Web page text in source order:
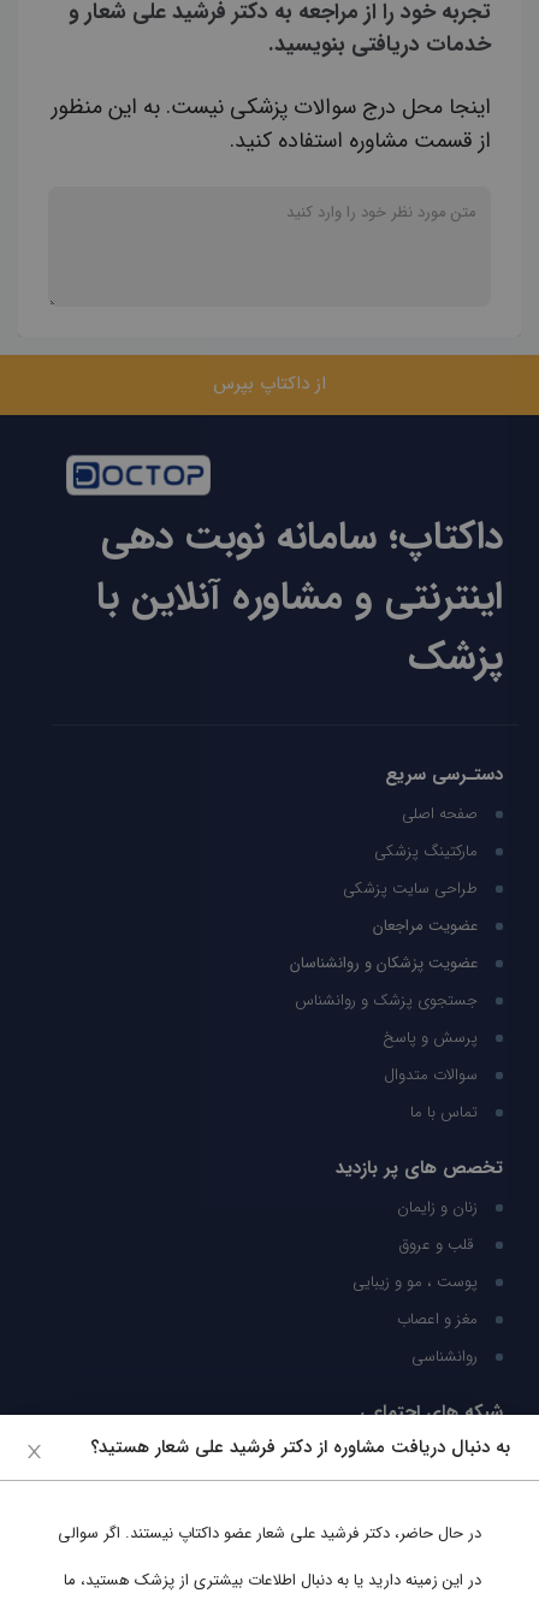
تجربه خود را از مراجعه به دکتر فرشید علی شعار و
خدمات دریافتی بنویسید.
اینجا محل درج سوالات پزشکی نیست. به این منظور
از قسمت مشاوره استفاده کنید.
از داکتاپ بپرس
داکتاپ؛ سامانه نوبت دهی
اینترنتی و مشاوره آنلاین با
پزشک
دستـرسی سریع
صفحه اصلی
مارکتینگ پزشکی
طراحی سایت پزشکی
عضویت مراجعان
عضویت پزشکان و روانشناسان
جستجوی پزشک و روانشناس
پرسش و پاسخ
سوالات متدوال
تماس با ما
تخصص های پر بازدید
زنان و زایمان
قلب و عروق
پوست ، مو و زیبایی
مغز و اعصاب
روانشناسی
شبکه های اجتماعی
ما را در شبکه های اجتماعی دنبال کنید
به دنبال دریافت مشاوره از دکتر فرشید علی شعار هستید؟
در حال حاضر، دکتر فرشید علی شعار عضو داکتاپ نیستند. اگر سوالی
در این زمینه دارید یا به دنبال اطلاعات بیشتری از پزشک هستید، ما